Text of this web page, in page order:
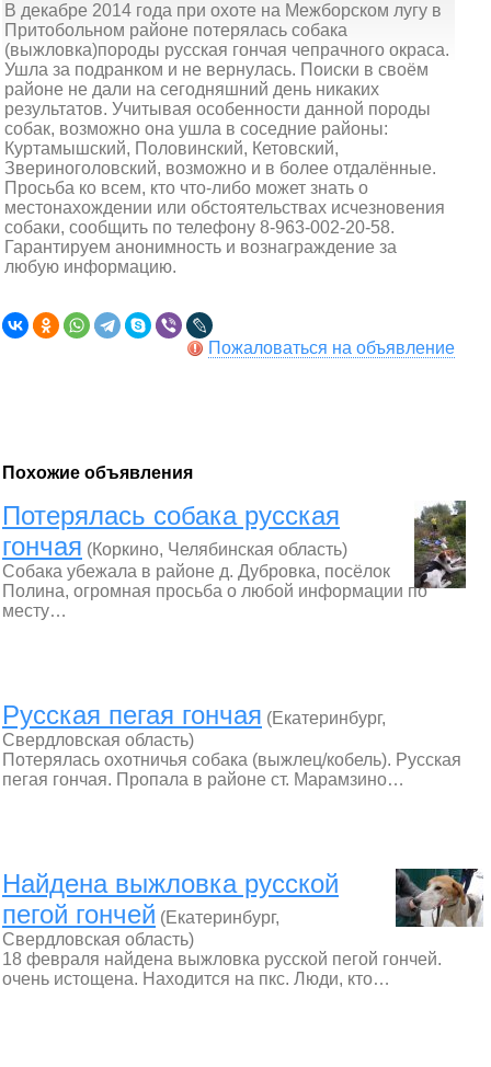
В декабре 2014 года при охоте на Межборском лугу в
Притобольном районе потерялась собака
(выжловка)породы русская гончая чепрачного окраса.
Ушла за подранком и не вернулась. Поиски в своём
районе не дали на сегодняшний день никаких
результатов. Учитывая особенности данной породы
собак, возможно она ушла в соседние районы:
Куртамышский, Половинский, Кетовский,
Звериноголовский, возможно и в более отдалённые.
Просьба ко всем, кто что-либо может знать о
местонахождении или обстоятельствах исчезновения
собаки, сообщить по телефону 8-963-002-20-58.
Гарантируем анонимность и вознаграждение за
любую информацию.
Пожаловаться на объявление
Похожие объявления
Потерялась собака русская
гончая (Коркино, Челябинская область)
Собака убежала в районе д. Дубровка, посёлок
Полина, огромная просьба о любой информации по
месту…
Русская пегая гончая (Екатеринбург,
Свердловская область)
Потерялась охотничья собака (выжлец/кобель). Русская
пегая гончая. Пропала в районе ст. Марамзино…
Найдена выжловка русской
пегой гончей (Екатеринбург,
Свердловская область)
18 февраля найдена выжловка русской пегой гончей.
очень истощена. Находится на пкс. Люди, кто…